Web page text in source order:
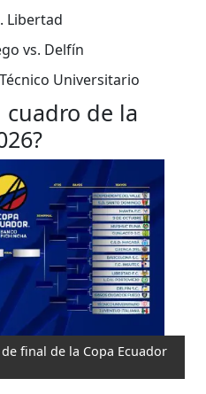
Libertad
vs. Delfín
Universitario
cuadro de la
final de la Copa Ecuador